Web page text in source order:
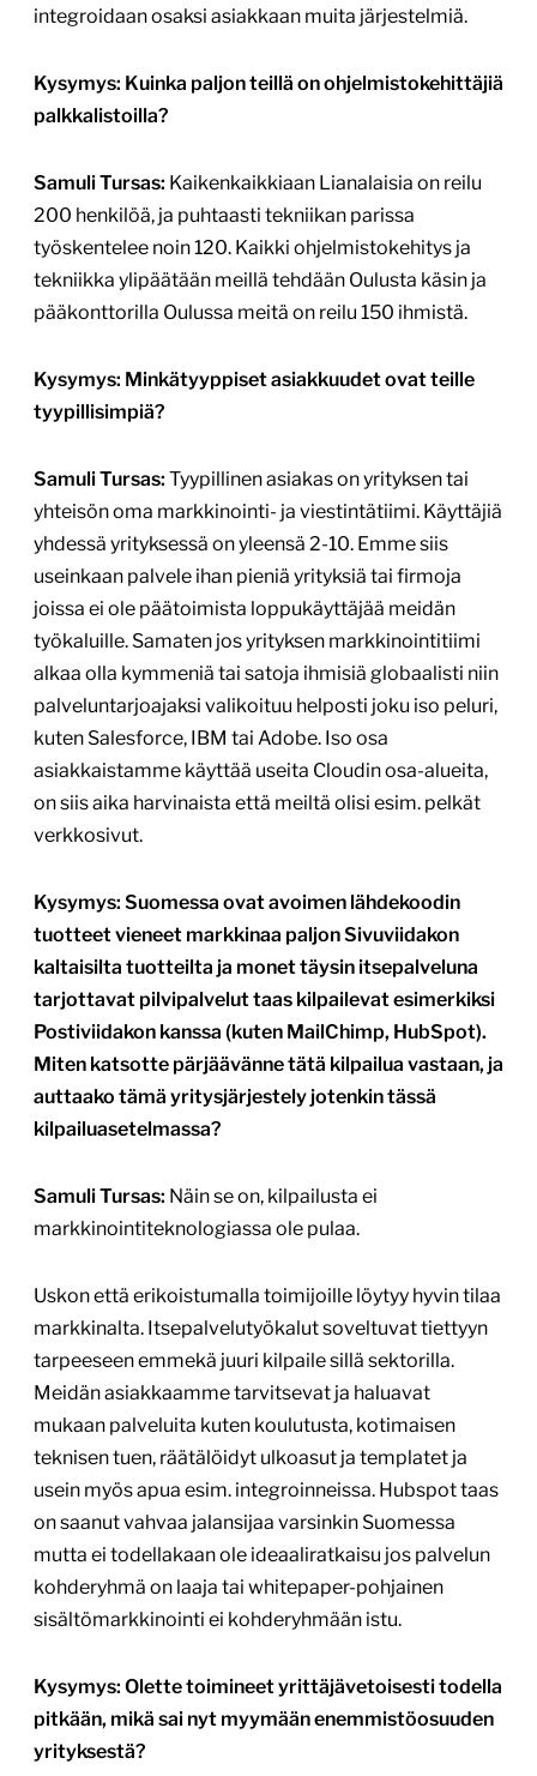
integroidaan osaksi asiakkaan muita järjestelmiä.
Kysymys: Kuinka paljon teillä on ohjelmistokehittäjiä
palkkalistoilla?
Samuli Tursas: Kaikenkaikkiaan Lianalaisia on reilu
200 henkilöä, ja puhtaasti tekniikan parissa
työskentelee noin 120. Kaikki ohjelmistokehitys ja
tekniikka ylipäätään meillä tehdään Oulusta käsin ja
pääkonttorilla Oulussa meitä on reilu 150 ihmistä.
Kysymys: Minkätyyppiset asiakkuudet ovat teille
tyypillisimpiä?
Samuli Tursas: Tyypillinen asiakas on yrityksen tai
yhteisön oma markkinointi- ja viestintätiimi. Käyttäjiä
yhdessä yrityksessä on yleensä 2-10. Emme siis
useinkaan palvele ihan pieniä yrityksiä tai firmoja
joissa ei ole päätoimista loppukäyttäjää meidän
työkaluille. Samaten jos yrityksen markkinointitiimi
alkaa olla kymmeniä tai satoja ihmisiä globaalisti niin
palveluntarjoajaksi valikoituu helposti joku iso peluri,
kuten Salesforce, IBM tai Adobe. Iso osa
asiakkaistamme käyttää useita Cloudin osa-alueita,
on siis aika harvinaista että meiltä olisi esim. pelkät
verkkosivut.
Kysymys: Suomessa ovat avoimen lähdekoodin
tuotteet vieneet markkinaa paljon Sivuviidakon
kaltaisilta tuotteilta ja monet täysin itsepalveluna
tarjottavat pilvipalvelut taas kilpailevat esimerkiksi
Postiviidakon kanssa (kuten MailChimp, HubSpot).
Miten katsotte pärjäävänne tätä kilpailua vastaan, ja
auttaako tämä yritysjärjestely jotenkin tässä
kilpailuasetelmassa?
Samuli Tursas: Näin se on, kilpailusta ei
markkinointiteknologiassa ole pulaa.
Uskon että erikoistumalla toimijoille löytyy hyvin tilaa
markkinalta. Itsepalvelutyökalut soveltuvat tiettyyn
tarpeeseen emmekä juuri kilpaile sillä sektorilla.
Meidän asiakkaamme tarvitsevat ja haluavat
mukaan palveluita kuten koulutusta, kotimaisen
teknisen tuen, räätälöidyt ulkoasut ja templatet ja
usein myös apua esim. integroinneissa. Hubspot taas
on saanut vahvaa jalansijaa varsinkin Suomessa
mutta ei todellakaan ole ideaaliratkaisu jos palvelun
kohderyhmä on laaja tai whitepaper-pohjainen
sisältömarkkinointi ei kohderyhmään istu.
Kysymys: Olette toimineet yrittäjävetoisesti todella
pitkään, mikä sai nyt myymään enemmistöosuuden
yrityksestä?